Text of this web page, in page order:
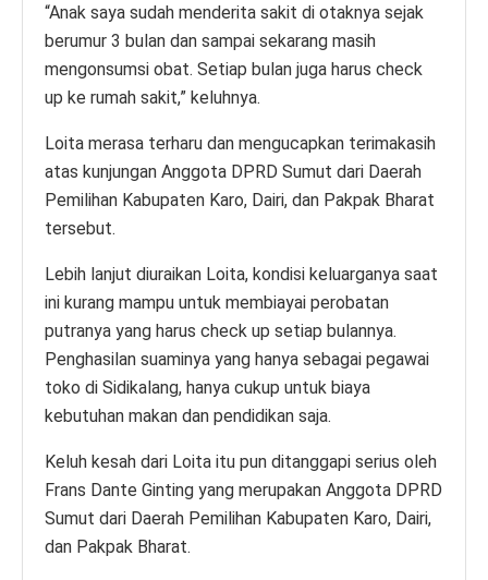
“Anak saya sudah menderita sakit di otaknya sejak
berumur 3 bulan dan sampai sekarang masih
mengonsumsi obat. Setiap bulan juga harus check
up ke rumah sakit,” keluhnya.
Loita merasa terharu dan mengucapkan terimakasih
atas kunjungan Anggota DPRD Sumut dari Daerah
Pemilihan Kabupaten Karo, Dairi, dan Pakpak Bharat
tersebut.
Lebih lanjut diuraikan Loita, kondisi keluarganya saat
ini kurang mampu untuk membiayai perobatan
putranya yang harus check up setiap bulannya.
Penghasilan suaminya yang hanya sebagai pegawai
toko di Sidikalang, hanya cukup untuk biaya
kebutuhan makan dan pendidikan saja.
Keluh kesah dari Loita itu pun ditanggapi serius oleh
Frans Dante Ginting yang merupakan Anggota DPRD
Sumut dari Daerah Pemilihan Kabupaten Karo, Dairi,
dan Pakpak Bharat.